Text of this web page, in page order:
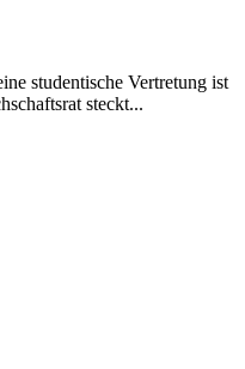
studentische Vertretung ist
steckt...